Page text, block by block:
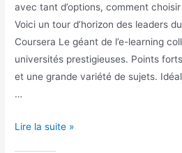
avec tant d’options, comment
Voici un tour d’horizon des leaders
Coursera Le géant de l’e-learning
universités prestigieuses. Points
et une grande variété de sujets.
…
Lire la suite »